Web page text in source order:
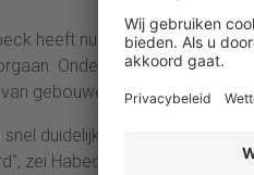
heeft nu een lijst van
Onder meer de
gebouwen en het uitbreiden
snel duidelijkheid nodig voor
zei Habeck. Hij voegde toe